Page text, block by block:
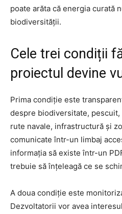
poate arăta că energia curată
biodiversității.
Cele trei condiții
proiectul devine
Prima condiție este
despre biodiversitate,
rute navale, infrastructură și
comunicate într-un limbaj
informația să existe într-un
trebuie să înțeleagă ce se
A doua condiție este
Dezvoltatorii vor avea